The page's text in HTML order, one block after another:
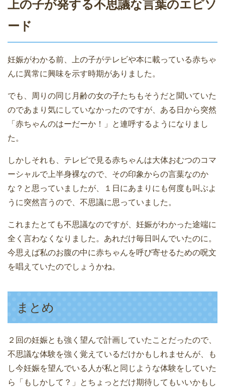
上の子が発する不思議な言葉のエピソ
ード
妊娠がわかる前、上の子がテレビや本に載っている赤ちゃ
んに異常に興味を示す時期がありました。
でも、周りの同じ月齢の女の子たちもそうだと聞いていた
のであまり気にしていなかったのですが、ある日から突然
「赤ちゃんのはーだーか！」と連呼するようになりまし
た。
しかしそれも、テレビで見る赤ちゃんは大体おむつのコマ
ーシャルで上半身裸なので、その印象からの言葉なのか
な？と思っていましたが、１日にあまりにも何度も叫ぶよ
うに突然言うので、不思議に思っていました。
これまたとても不思議なのですが、妊娠がわかった途端に
全く言わなくなりました。あれだけ毎日叫んでいたのに。
今思えば私のお腹の中に赤ちゃんを呼び寄せるための呪文
を唱えていたのでしょうかね。
まとめ
２回の妊娠とも強く望んで計画していたことだったので、
不思議な体験を強く覚えているだけかもしれませんが、も
し今妊娠を望んでいる人が私と同じような体験をしていた
ら「もしかして？」とちょっとだけ期待してもいいかもし